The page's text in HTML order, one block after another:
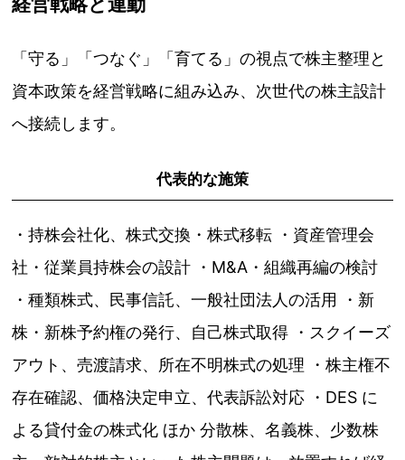
「守る」「つなぐ」「育てる」の視点で株主整理と
資本政策を経営戦略に組み込み、次世代の株主設計
へ接続します。
代表的な施策
・持株会社化、株式交換・株式移転 ・資産管理会
社・従業員持株会の設計 ・M&A・組織再編の検討
・種類株式、民事信託、一般社団法人の活用 ・新
株・新株予約権の発行、自己株式取得 ・スクイーズ
アウト、売渡請求、所在不明株式の処理 ・株主権不
存在確認、価格決定申立、代表訴訟対応 ・DES に
よる貸付金の株式化 ほか 分散株、名義株、少数株